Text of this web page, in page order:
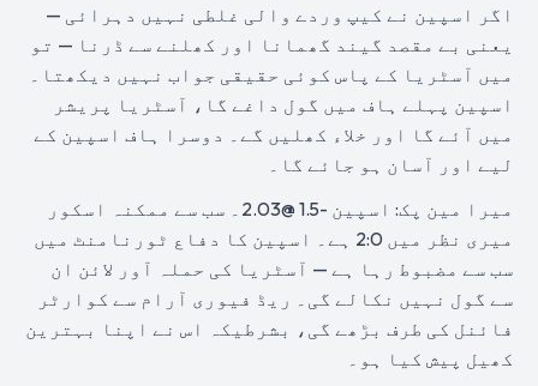
اگر اسپین نے کیپ وردے والی غلطی نہیں دہرائی —
یعنی بے مقصد گیند گھمانا اور کھلنے سے ڈرنا — تو
میں آسٹریا کے پاس کوئی حقیقی جواب نہیں دیکھتا۔
اسپین پہلے ہاف میں گول داغے گا، آسٹریا پریشر
میں آئے گا اور خلاء کھلیں گے۔ دوسرا ہاف اسپین کے
لیے اور آسان ہو جائے گا۔
میرا مین پک: اسپین -1.5 @2.03۔ سب سے ممکنہ اسکور
میری نظر میں 2:0 ہے۔ اسپین کا دفاع ٹورنامنٹ میں
سب سے مضبوط رہا ہے — آسٹریا کی حملہ آور لائن ان
سے گول نہیں نکالے گی۔ ریڈ فیوری آرام سے کوارٹر
فائنل کی طرف بڑھے گی، بشرطیکہ اس نے اپنا بہترین
کھیل پیش کیا ہو۔